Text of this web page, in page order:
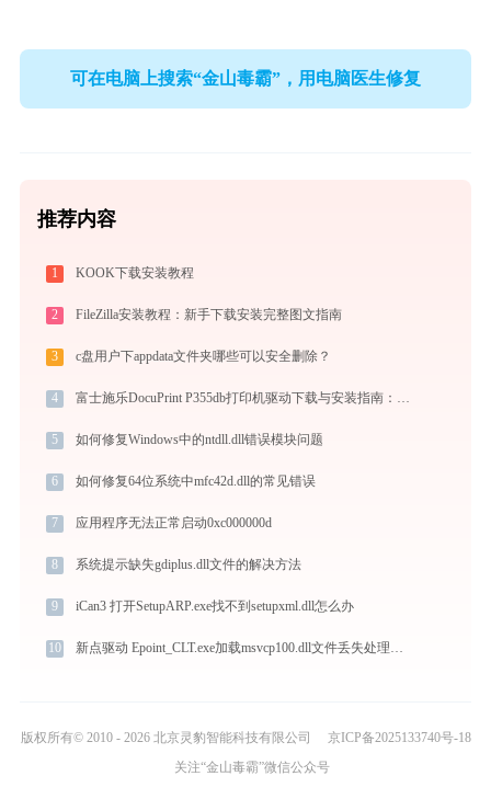
可在电脑上搜索“金山毒霸”，用电脑医生修复
推荐内容
1 KOOK下载安装教程
2 FileZilla安装教程：新手下载安装完整图文指南
3 c盘用户下appdata文件夹哪些可以安全删除？
4 富士施乐DocuPrint P355db打印机驱动下载与安装指南：一步步教您操作
5 如何修复Windows中的ntdll.dll错误模块问题
6 如何修复64位系统中mfc42d.dll的常见错误
7 应用程序无法正常启动0xc000000d
8 系统提示缺失gdiplus.dll文件的解决方法
9 iCan3 打开SetupARP.exe找不到setupxml.dll怎么办
10 新点驱动 Epoint_CLT.exe加载msvcp100.dll文件丢失处理办法
版权所有© 2010 - 2026 北京灵豹智能科技有限公司
京ICP备2025133740号-18
关注“金山毒霸”微信公众号